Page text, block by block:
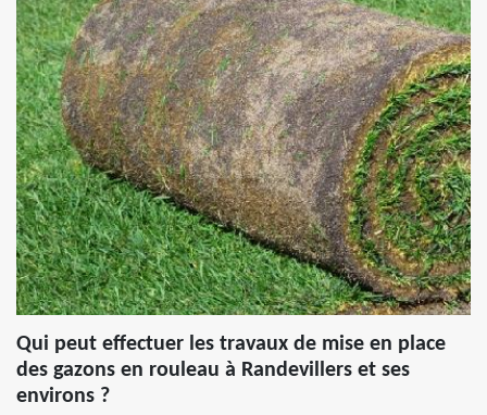
Qui peut effectuer les travaux de mise en place
des gazons en rouleau à Randevillers et ses
environs ?